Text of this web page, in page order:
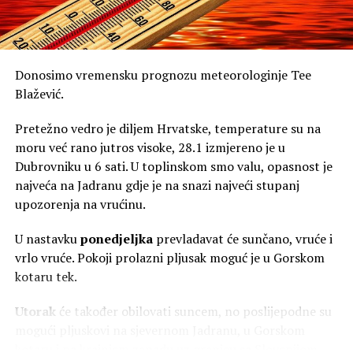
djelomično zaklanjanje Sunčevog diska Mjesecom nisko
na zapadnom obzoru. Ovaj položaj stvara rijedak astro-
fotografski efekt “zalazeće pomrčine” unutar
takozvanog zlatnog sata.
Podaci za Zagreb i središnju Hrvatsku:
sati
• Vrhunac (maksimum) pomrčine: 20:06 sati
• Zalazak Sunca (s još uvijek pomračenim diskom):
20:09 sati
(napomena: sam kraj pomrčine neće biti vidljiv jer se
VAŽNO UPOZORENJE ZA JAVNOST:
Jadranska aero-svemirska asocijacija (A3) strogo
okom, kroz sunčane naočale, začađeno staklo ili
Donosimo vremensku prognozu meteorologinje Tee
Blažević.
Pretežno vedro je diljem Hrvatske, temperature su na
moru već rano jutros visoke, 28.1 izmjereno je u
Dubrovniku u 6 sati. U toplinskom smo valu, opasnost je
najveća na Jadranu gdje je na snazi najveći stupanj
upozorenja na vrućinu.
U nastavkuponedjeljka prevladavat će sunčano, vruće i
vrlo vruće. Pokoji prolazni pljusak moguć je u Gorskom
kotaru tek.
Utorak će također obilovati suncem, no poslijepodne su